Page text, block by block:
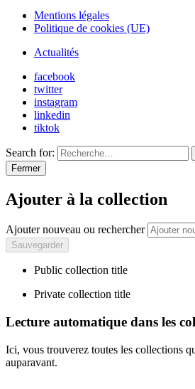
Mentions légales
Politique de cookies (UE)
Actualités
facebook
twitter
instagram
linkedin
tiktok
Search for:
Fermer
Ajouter à la collection
Ajouter nouveau ou rechercher
Public collection title
Private collection title
Lecture automatique dans les
Ici, vous trouverez toutes les collections
auparavant.